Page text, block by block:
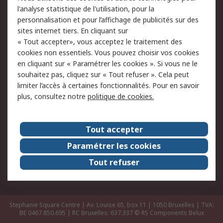
Retours
Support technique
Track & trace
Legal
Politique de cookies
Sécurité des e-mails
Politique de protection
des données - Mise à
jour
Conditions générales
de vente
A propos de RS
Le groupe RS Group
A propos de RS
RS dans le monde
Travaillez chez RS
ESG
Stephanie Square Centre | Av. Louise 65, box 11 | 1050 Bruxelles | TVA:
BE 0467.850.695 | RC Bruxelles: 637.337 © RS Components Belux
l'analyse statistique de l'utilisation, pour la
personnalisation et pour l’affichage de publicités sur des
sites internet tiers. En cliquant sur
« Tout accepter», vous acceptez le traitement des
cookies non essentiels. Vous pouvez choisir vos cookies
en cliquant sur « Paramétrer les cookies ». Si vous ne le
souhaitez pas, cliquez sur « Tout refuser ». Cela peut
limiter l’accès à certaines fonctionnalités. Pour en savoir
plus, consultez notre politique de cookies.
Tout accepter
Paramétrer les cookies
Tout refuser